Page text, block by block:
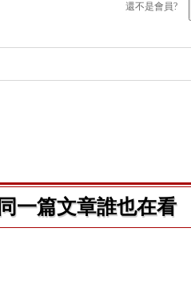
還不是會員?
同一篇文章誰也在看